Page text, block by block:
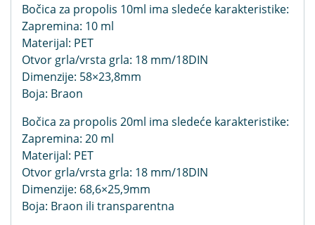
Bočica za propolis 10ml ima sledeće karakteristike:
Zapremina: 10 ml
Materijal: PET
Otvor grla/vrsta grla: 18 mm/18DIN
Dimenzije: 58×23,8mm
Boja: Braon
Bočica za propolis 20ml ima sledeće karakteristike:
Zapremina: 20 ml
Materijal: PET
Otvor grla/vrsta grla: 18 mm/18DIN
Dimenzije: 68,6×25,9mm
Boja: Braon ili transparentna